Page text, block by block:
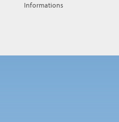
Informations